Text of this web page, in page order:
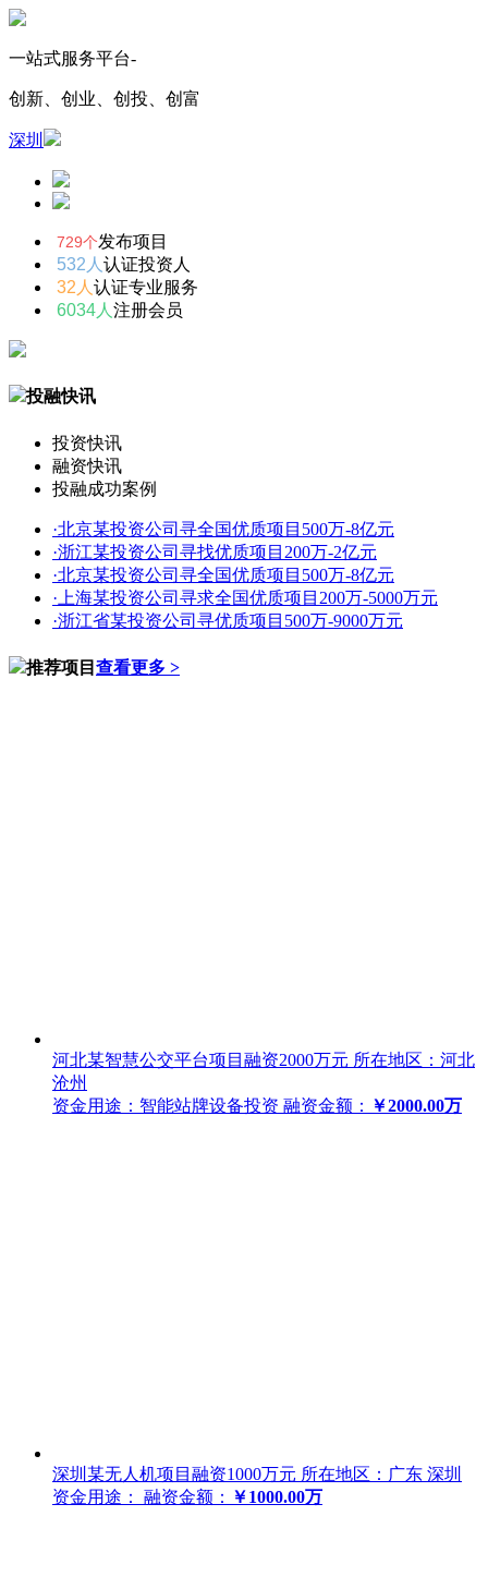
一站式服务平台-
创新、创业、创投、创富
深圳
729个发布项目
532人 认证投资人
32人 认证专业服务
6034人 注册会员
投融快讯
投资快讯
融资快讯
投融成功案例
·北京某投资公司寻全国优质项目500万-8亿元
·浙江某投资公司寻找优质项目200万-2亿元
·北京某投资公司寻全国优质项目500万-8亿元
· 上海某投资公司寻求全国优质项目200万-5000万元
·浙江省某投资公司寻优质项目500万-9000万元
推荐项目 查看更多 >
河北某智慧公交平台项目融资2000万元 所在地区：河北
沧州
资金用途：智能站牌设备投资 融资金额： ￥2000.00万
深圳某无人机项目融资1000万元 所在地区：广东 深圳
资金用途：
融资金额： ￥1000.00万